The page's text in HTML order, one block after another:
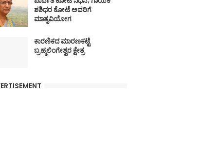
ಶಶಿಧರ ಕೋಟೆ ಅವರಿಗೆ
ಮಾತೃವಿಯೋಗ
ಕಾರಣಿಕದ ಮಾರಣಕಟ್ಟೆ
ಬ್ರಹ್ಮಲಿಂಗೇಶ್ವರ ಕ್ಷೇತ್ರ